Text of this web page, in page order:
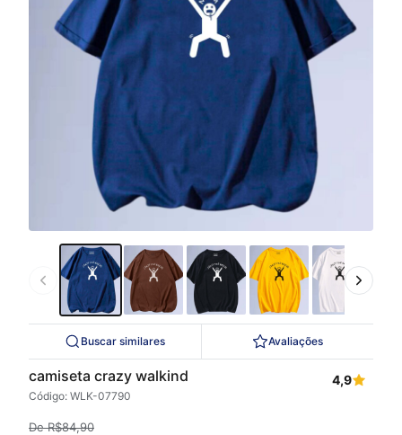
Buscar similares Avaliações
camiseta crazy walkind
Código: WLK-07790
4,9
DeR$84,90